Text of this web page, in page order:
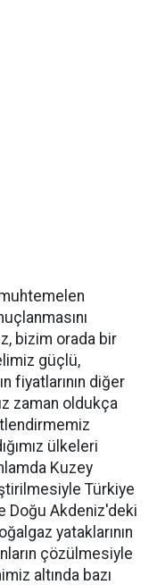
bizim orada bir
güçlü,
fiyatlarının diğer
zaman oldukça
ülkeleri
Kuzey
Türkiye
Doğu Akdeniz'deki
yataklarının
çözülmesiyle
altında bazı